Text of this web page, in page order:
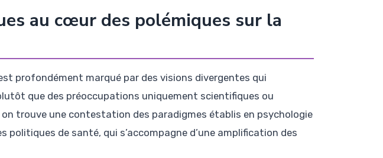
au cœur des polémiques sur la
profondément marqué par des visions divergentes qui
que des préoccupations uniquement scientifiques ou
on trouve une contestation des paradigmes établis en psychologie
politiques de santé, qui s’accompagne d’une amplification des